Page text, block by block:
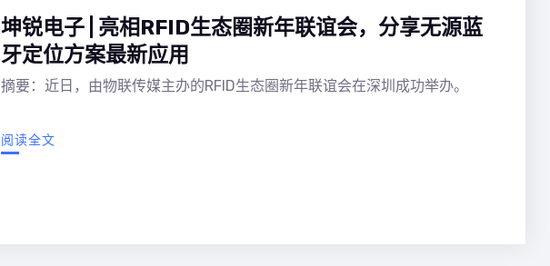
坤锐电子 | 亮相RFID生态圈新年联谊会，分享无源蓝
牙定位方案最新应用
摘要：近日，由物联传媒主办的RFID生态圈新年联谊会在深圳成功举办。
阅读全文